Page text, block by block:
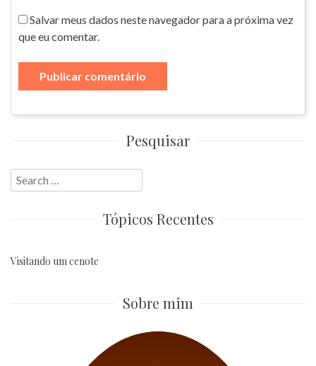
Salvar meus dados neste navegador para a próxima vez
que eu comentar.
Pesquisar
Search
for:
Tópicos Recentes
Visitando um cenote
Sobre mim